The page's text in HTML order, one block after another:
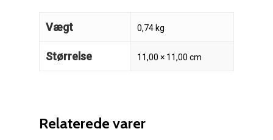
Vægt 0,74 kg
Størrelse 11,00 × 11,00 cm
Relaterede varer